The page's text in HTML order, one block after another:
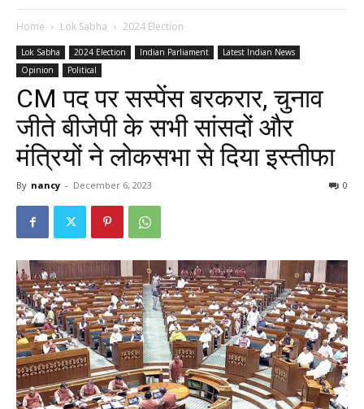
Home Lok Sabha 2024 Election
Lok Sabha 2024 Election Indian Parliament
Latest Indian News
Opinion
Political
CM पद पर सस्पेंस बरकरार, चुनाव
जीते बीजेपी के सभी सांसदों और
मंत्रियों ने लोकसभा से दिया इस्तीफा
By nancy - December 6, 2023 0